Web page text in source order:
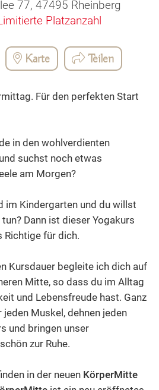
77, 47495 Rheinberg
Platzanzahl
Karte Teilen
Für den perfekten Start
in den wohlverdienten
suchst noch etwas
am Morgen?
im Kindergarten und du willst
Dann ist dieser Yogakurs
Richtige für dich.
Kursdauer begleite ich dich auf
Mitte, so dass du im Alltag
und Lebensfreude hast. Ganz
Muskel, dehnen jeden
und bringen unser
zur Ruhe.
in der neuen KörperMitte